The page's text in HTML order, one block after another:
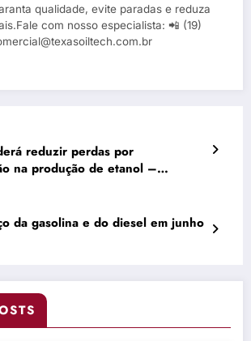
qualidade, evite paradas e reduza
com nosso especialista: 📲 (19)
reduzir perdas por
na produção de etanol –
da gasolina e do diesel em junho